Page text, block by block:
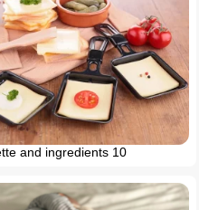
and ingredients 10